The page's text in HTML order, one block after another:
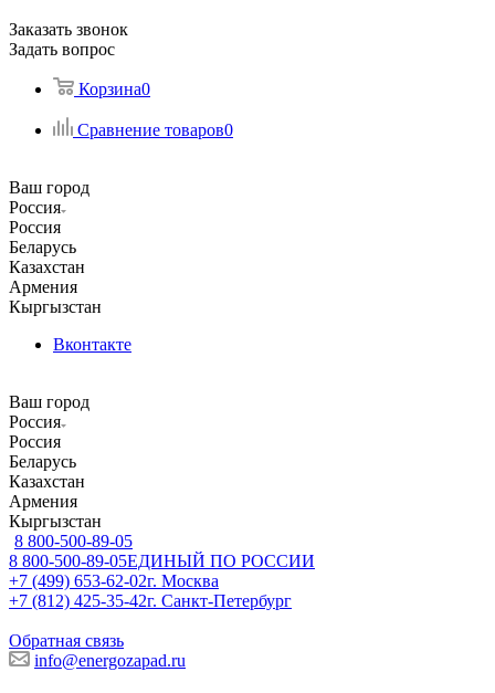
Заказать звонок
Задать вопрос
Корзина0
Сравнение товаров0
Ваш город
Россия
Россия
Беларусь
Казахстан
Армения
Кыргызстан
Вконтакте
Ваш город
Россия
Россия
Беларусь
Казахстан
Армения
Кыргызстан
8 800-500-89-05
8 800-500-89-05ЕДИНЫЙ ПО РОССИИ
+7 (499) 653-62-02г. Москва
+7 (812) 425-35-42г. Санкт-Петербург
Обратная связь
info@energozapad.ru